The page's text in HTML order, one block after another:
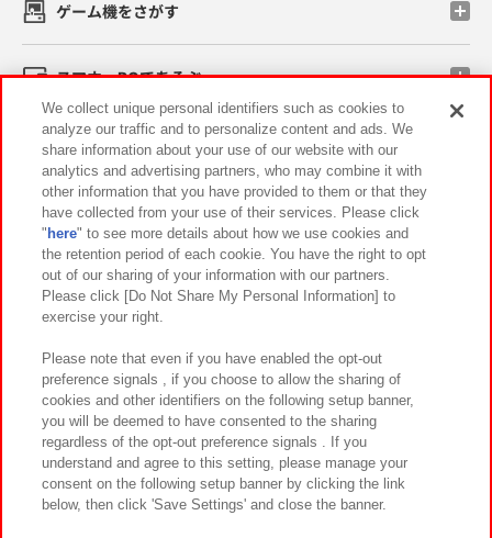
ゲーム機をさがす
スマホ・PCであそぶ
イベント・キャンペーン
関連会社 サステナビリティ サイトポリシー
プライバシーポリシー ウェブアクセシビリティ方針と検証結果
お取引先さまとともに
カスタマーハラスメント対応方針 よくあるご質問・お問い合わせ
©Bandai Namco Amusement Inc.
We collect unique personal identifiers such as cookies to
analyze our traffic and to personalize content and ads. We
share information about your use of our website with our
analytics and advertising partners, who may combine it with
other information that you have provided to them or that they
have collected from your use of their services. Please click
" here" to see more details about how we use cookies and
the retention period of each cookie. You have the right to opt
out of our sharing of your information with our partners.
Please click [Do Not Share My Personal Information] to
exercise your right.
Please note that even if you have enabled the opt-out
preference signals , if you choose to allow the sharing of
cookies and other identifiers on the following setup banner,
you will be deemed to have consented to the sharing
regardless of the opt-out preference signals . If you
understand and agree to this setting, please manage your
consent on the following setup banner by clicking the link
below, then click 'Save Settings' and close the banner.